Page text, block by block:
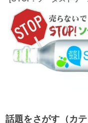
話題をさがす（カテ